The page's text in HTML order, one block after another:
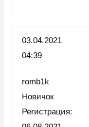
03.04.2021
04:39
romb1k
Новичок
Регистрация: